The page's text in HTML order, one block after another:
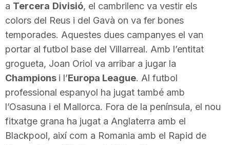
r
r
g
o
a Tercera Divisió, el cambrilenc va vestir els
colors del Reus i del Gavà on va fer bones
temporades. Aquestes dues campanyes el van
portar al futbol base del Villarreal. Amb l’entitat
grogueta, Joan Oriol va arribar a jugar la
Champions i l’Europa League. Al futbol
professional espanyol ha jugat també amb
l’Osasuna i el Mallorca. Fora de la península, el nou
fitxatge grana ha jugat a Anglaterra amb el
Blackpool, així com a Romania amb el Rapid de